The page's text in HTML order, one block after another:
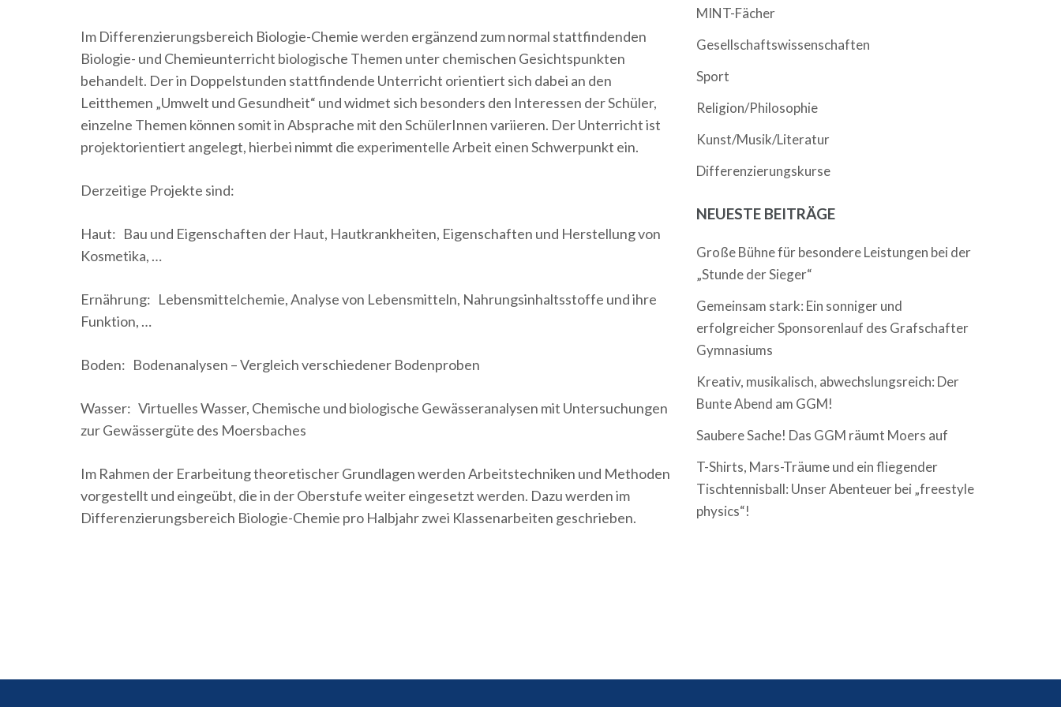
Im Differenzierungsbereich Biologie-Chemie werden ergänzend zum normal stattfindenden
Biologie- und Chemieunterricht biologische Themen unter chemischen Gesichtspunkten
behandelt. Der in Doppelstunden stattfindende Unterricht orientiert sich dabei an den
Leitthemen „Umwelt und Gesundheit“ und widmet sich besonders den Interessen der Schüler,
einzelne Themen können somit in Absprache mit den SchülerInnen variieren. Der Unterricht ist
projektorientiert angelegt, hierbei nimmt die experimentelle Arbeit einen Schwerpunkt ein.
Derzeitige Projekte sind:
Haut: Bau und Eigenschaften der Haut, Hautkrankheiten, Eigenschaften und Herstellung von
Kosmetika, …
Ernährung: Lebensmittelchemie, Analyse von Lebensmitteln, Nahrungsinhaltsstoffe und ihre
Funktion, …
Boden: Bodenanalysen – Vergleich verschiedener Bodenproben
Wasser: Virtuelles Wasser, Chemische und biologische Gewässeranalysen mit Untersuchungen
zur Gewässergüte des Moersbaches
Im Rahmen der Erarbeitung theoretischer Grundlagen werden Arbeitstechniken und Methoden
vorgestellt und eingeübt, die in der Oberstufe weiter eingesetzt werden. Dazu werden im
Differenzierungsbereich Biologie-Chemie pro Halbjahr zwei Klassenarbeiten geschrieben.
MINT-Fächer
Gesellschaftswissenschaften
Sport
Religion/Philosophie
Kunst/Musik/Literatur
Differenzierungskurse
NEUESTE BEITRÄGE
Große Bühne für besondere Leistungen bei der
„Stunde der Sieger“
Gemeinsam stark: Ein sonniger und
erfolgreicher Sponsorenlauf des Grafschafter
Gymnasiums
Kreativ, musikalisch, abwechslungsreich: Der
Bunte Abend am GGM!
Saubere Sache! Das GGM räumt Moers auf
T-Shirts, Mars-Träume und ein fliegender
Tischtennisball: Unser Abenteuer bei „freestyle
physics“!